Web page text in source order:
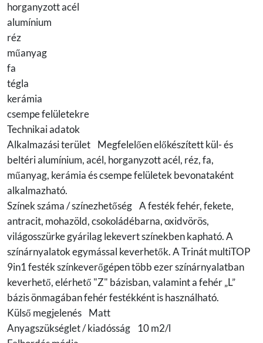
horganyzott acél
alumínium
réz
műanyag
fa
tégla
kerámia
csempe felületekre
Technikai adatok
Alkalmazási terület Megfelelően előkészített kül- és
beltéri alumínium, acél, horganyzott acél, réz, fa,
műanyag, kerámia és csempe felületek bevonataként
alkalmazható.
Színek száma / színezhetőség A festék fehér, fekete,
antracit, mohazöld, csokoládébarna, oxidvörös,
világosszürke gyárilag lekevert színekben kapható. A
színárnyalatok egymással keverhetők. A Trinát multiTOP
9in1 festék színkeverőgépen több ezer színárnyalatban
keverhető, elérhető "Z" bázisban, valamint a fehér „L”
bázis önmagában fehér festékként is használható.
Külső megjelenés Matt
Anyagszükséglet / kiadósság 10 m2/l